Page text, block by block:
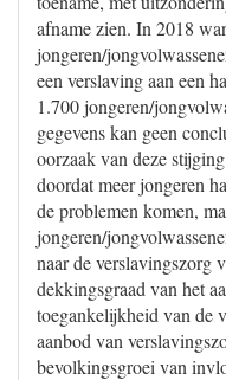
afname zien. In 2018
jongeren/
een verslaving aan een
1.700 jongeren/
gegevens kan geen
oorzaak van deze
doordat meer jongeren
de problemen komen,
jongeren/
naar de verslavingszorg
dekkingsgraad van het
toegankelijkheid van de
aanbod van
bevolkingsgroei van